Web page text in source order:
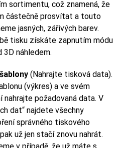
sortimentu, což znamená, že
částečně prosvítat a touto
jasných, zářivých barev.
tisku získáte zapnutím módu
náhledem.
(Nahrajte tisková data).
(výkres) a ve svém
nahrajte požadovaná data. V
dat“ najdete všechny
správného tiskového
už jen stačí znovu nahrát.